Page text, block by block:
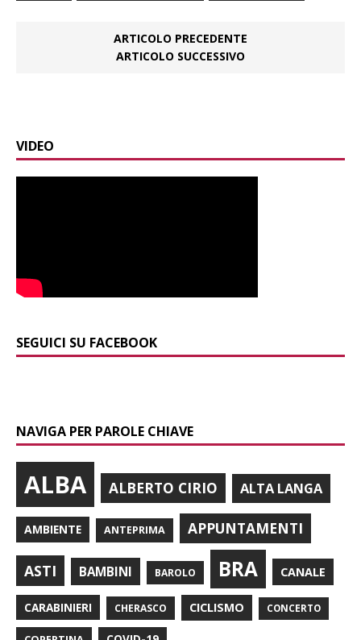
ARTICOLO PRECEDENTE
ARTICOLO SUCCESSIVO
VIDEO
SEGUICI SU FACEBOOK
NAVIGA PER PAROLE CHIAVE
ALBA ALBERTO CIRIO ALTA LANGA
AMBIENTE ANTEPRIMA APPUNTAMENTI
ASTI BAMBINI BAROLO BRA CANALE
CARABINIERI CHERASCO CICLISMO CONCERTO